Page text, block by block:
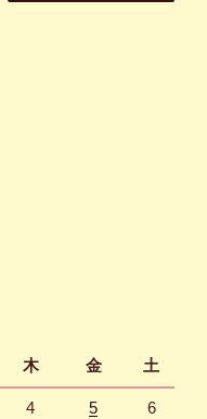
木 金 土
4 5 6